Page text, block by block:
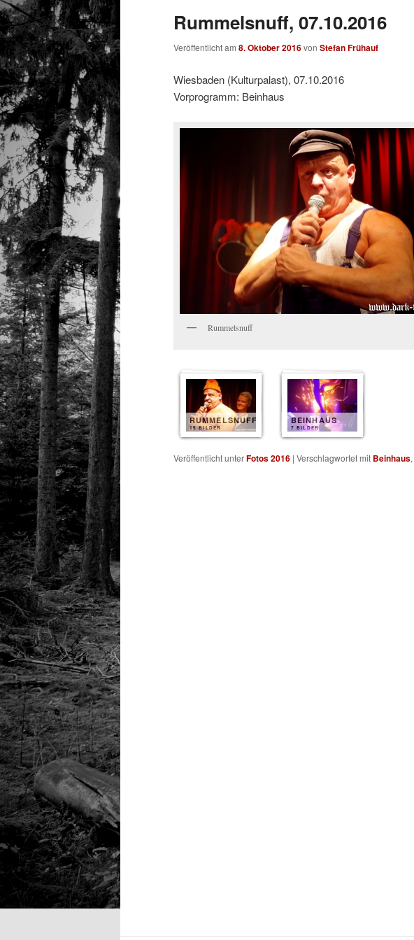
Rummelsnuff, 07.10.2016
Veröffentlicht am 8. Oktober 2016von Stefan Frühauf
Wiesbaden (Kulturpalast), 07.10.2016
Vorprogramm: Beinhaus
Rummelsnuff
RUMMELSNUFF
15 BILDER
BEINHAUS
7 BILDER
Veröffentlicht unterFotos 2016 | Verschlagwortet mit Beinhaus,